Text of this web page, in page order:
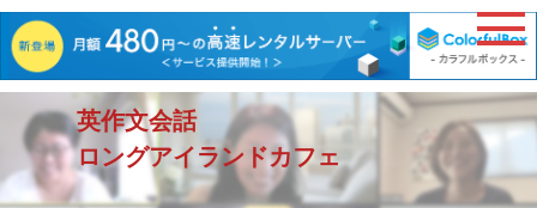
英作文会話
ロングアイランドカフェ